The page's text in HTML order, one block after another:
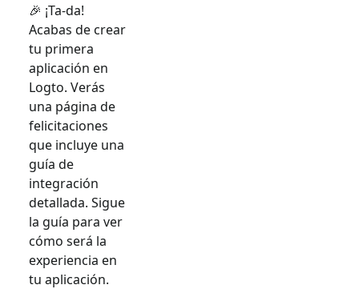
🎉 ¡Ta-da!
Acabas de crear
tu primera
aplicación en
Logto. Verás
una página de
felicitaciones
que incluye una
guía de
integración
detallada. Sigue
la guía para ver
cómo será la
experiencia en
tu aplicación.